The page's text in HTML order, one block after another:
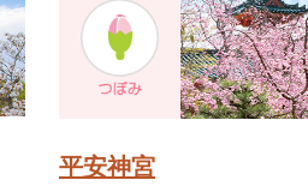
平安神宮